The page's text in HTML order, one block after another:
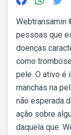
Webtransamin
pessoas que
doenças
como
pele. O ativo é
manchas na
não esperada
ação sobre
daquela que.